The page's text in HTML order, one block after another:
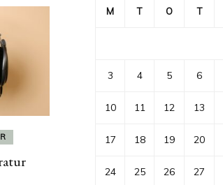
M T O T
3 4 5 6
10 11 12 13
17 18 19 20
24 25 26 27